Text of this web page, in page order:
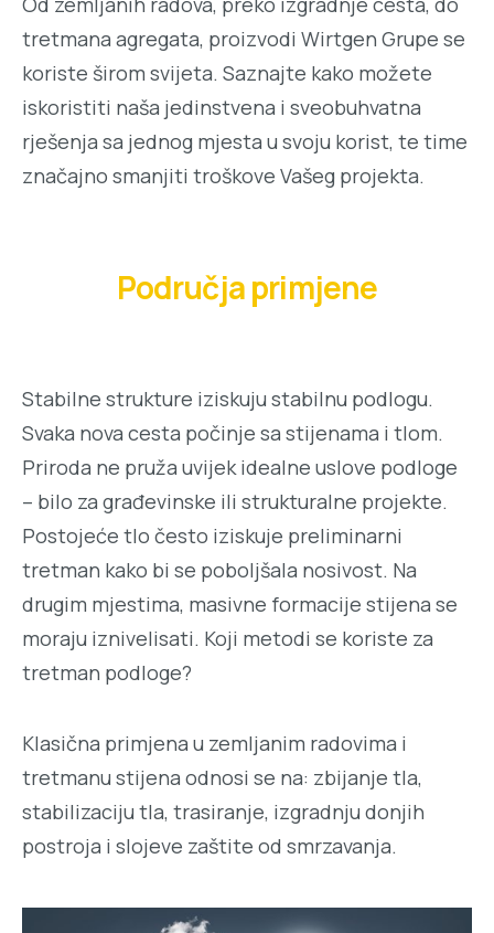
tretmana agregata, proizvodi Wirtgen Grupe se
koriste širom svijeta. Saznajte kako možete
iskoristiti naša jedinstvena i sveobuhvatna
rješenja sa jednog mjesta u svoju korist, te time
značajno smanjiti troškove Vašeg projekta.
Područja primjene
Stabilne strukture iziskuju stabilnu podlogu.
Svaka nova cesta počinje sa stijenama i tlom.
Priroda ne pruža uvijek idealne uslove podloge
– bilo za građevinske ili strukturalne projekte.
Postojeće tlo često iziskuje preliminarni
tretman kako bi se poboljšala nosivost. Na
drugim mjestima, masivne formacije stijena se
moraju iznivelisati. Koji metodi se koriste za
tretman podloge?
Klasična primjena u zemljanim radovima i
tretmanu stijena odnosi se na: zbijanje tla,
stabilizaciju tla, trasiranje, izgradnju donjih
postroja i slojeve zaštite od smrzavanja.